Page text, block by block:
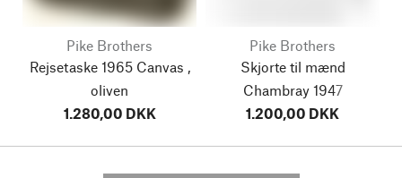
Pike Brothers
Rejsetaske 1965 Canvas ,
oliven
1.280,00 DKK
Pike Brothers
Skjorte til mænd
Chambray 1947
1.200,00 DKK